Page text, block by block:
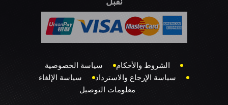
الشروط والأحكام
سياسة الخصوصية
سياسة الإرجاع والاسترداد
سياسة الإلغاء
معلومات التوصيل